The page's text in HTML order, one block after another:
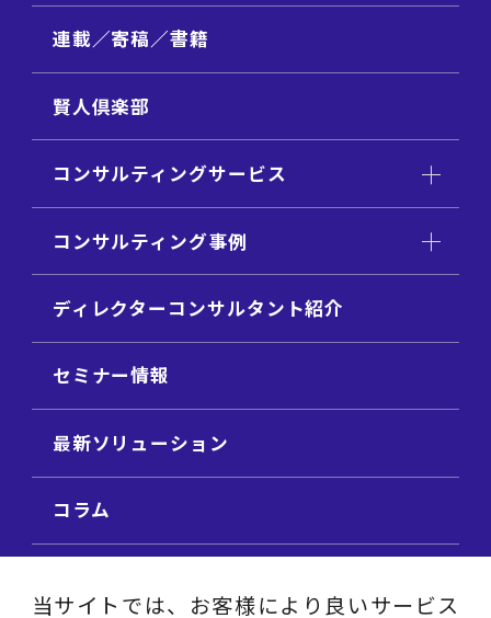
連載／寄稿／書籍
賢人倶楽部
コンサルティングサービス
コンサルティング事例
ディレクターコンサルタント紹介
セミナー情報
最新ソリューション
コラム
当サイトでは、お客様により良いサービス